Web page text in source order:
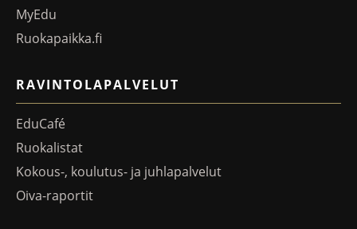
MyEdu
Ruokapaikka.fi
RAVINTOLAPALVELUT
EduCafé
Ruokalistat
Kokous-, koulutus- ja juhlapalvelut
Oiva-raportit